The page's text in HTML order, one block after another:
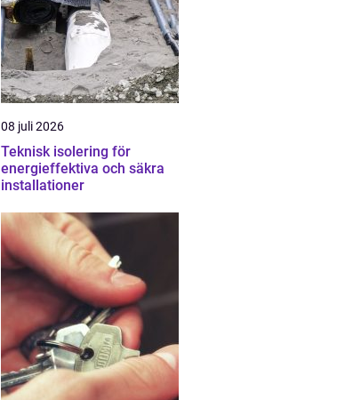
08 juli 2026
Teknisk isolering för
energieffektiva och säkra
installationer